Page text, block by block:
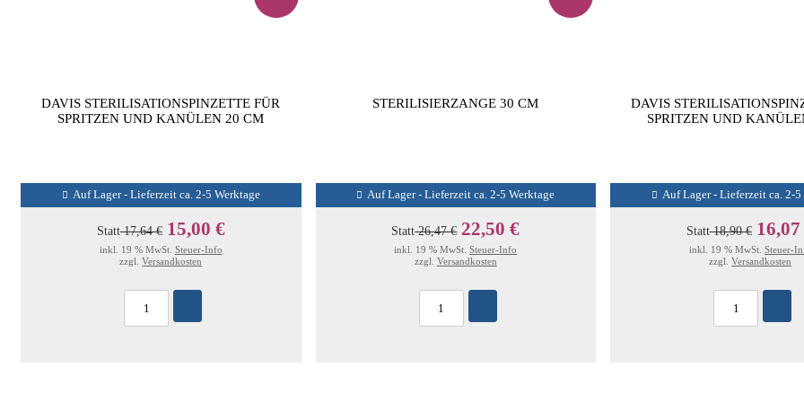
DAVIS STERILISATIONSPINZETTE FÜR
SPRITZEN UND KANÜLEN 20 CM
Auf Lager - Lieferzeit ca. 2-5 Werktage
Statt17,64 € 15,00 €
inkl. 19 % MwSt. Steuer-Info
zzgl.Versandkosten
STERILISIERZANGE 30 CM
Auf Lager - Lieferzeit ca. 2-5 Werktage
Statt26,47 € 22,50 €
inkl. 19 % MwSt.Steuer-Info
zzgl. Versandkosten
DAVIS
SPRITZEN UND
Auf Lager - Lieferzeit ca. 2-5
Statt18,90 € 16,07
inkl. 19 % MwSt. Steuer-
zzgl.Versandkosten